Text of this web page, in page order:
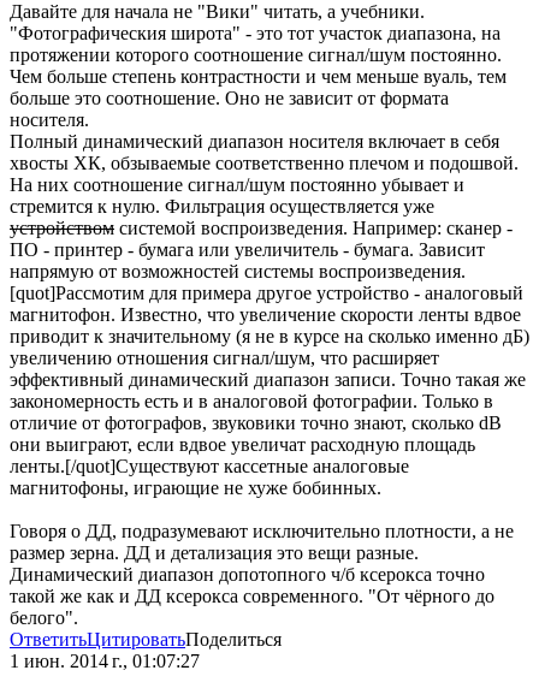
Давайте для начала не "Вики" читать, а учебники.
"Фотографическия широта" - это тот участок диапазона, на
протяжении которого соотношение сигнал/шум постоянно.
Чем больше степень контрастности и чем меньше вуаль, тем
больше это соотношение. Оно не зависит от формата
носителя.
Полный динамический диапазон носителя включает в себя
хвосты ХК, обзываемые соответственно плечом и подошвой.
На них соотношение сигнал/шум постоянно убывает и
стремится к нулю. Фильтрация осуществляется уже
устройством системой воспроизведения. Например: сканер -
ПО - принтер - бумага или увеличитель - бумага. Зависит
напрямую от возможностей системы воспроизведения.
[quot]Рассмотим для примера другое устройство - аналоговый
магнитофон. Известно, что увеличение скорости ленты вдвое
приводит к значительному (я не в курсе на сколько именно дБ)
увеличению отношения сигнал/шум, что расширяет
эффективный динамический диапазон записи. Точно такая же
закономерность есть и в аналоговой фотографии. Только в
отличие от фотографов, звуковики точно знают, сколько dB
они выиграют, если вдвое увеличат расходную площадь
ленты.[/quot]Существуют кассетные аналоговые
магнитофоны, играющие не хуже бобинных.
Говоря о ДД, подразумевают исключительно плотности, а не
размер зерна. ДД и детализация это вещи разные.
Динамический диапазон допотопного ч/б ксерокса точно
такой же как и ДД ксерокса современного. "От чёрного до
белого".
ОтветитьЦитироватьПоделиться
1 июн. 2014 г., 01:07:27